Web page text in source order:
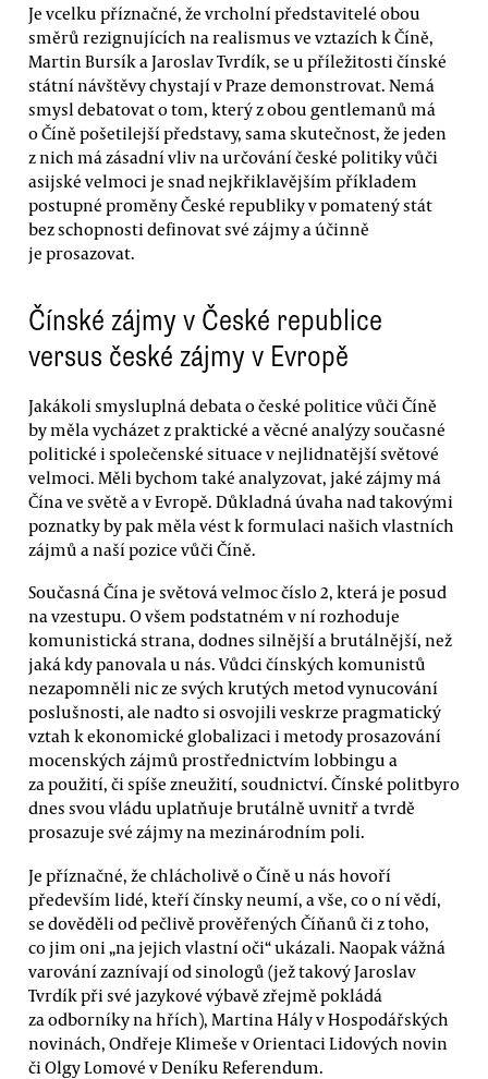
Je vcelku příznačné, že vrcholní představitelé obou
směrů rezignujících na realismus ve vztazích k Číně,
Martin Bursík a Jaroslav Tvrdík, se u příležitosti čínské
státní návštěvy chystají v Praze demonstrovat. Nemá
smysl debatovat o tom, který z obou gentlemanů má
o Číně pošetilejší představy, sama skutečnost, že jeden
z nich má zásadní vliv na určování české politiky vůči
asijské velmoci je snad nejkřiklavějším příkladem
postupné proměny České republiky v pomatený stát
bez schopnosti definovat své zájmy a účinně
je prosazovat.
Čínské zájmy v České republice
versus české zájmy v Evropě
Jakákoli smysluplná debata o české politice vůči Číně
by měla vycházet z praktické a věcné analýzy současné
politické i společenské situace v nejlidnatější světové
velmoci. Měli bychom také analyzovat, jaké zájmy má
Čína ve světě a v Evropě. Důkladná úvaha nad takovými
poznatky by pak měla vést k formulaci našich vlastních
zájmů a naší pozice vůči Číně.
Současná Čína je světová velmoc číslo 2, která je posud
na vzestupu. O všem podstatném v ní rozhoduje
komunistická strana, dodnes silnější a brutálnější, než
jaká kdy panovala u nás. Vůdci čínských komunistů
nezapomněli nic ze svých krutých metod vynucování
poslušnosti, ale nadto si osvojili veskrze pragmatický
vztah k ekonomické globalizaci i metody prosazování
mocenských zájmů prostřednictvím lobbingu a
za použití, či spíše zneužití, soudnictví. Čínské politbyro
dnes svou vládu uplatňuje brutálně uvnitř a tvrdě
prosazuje své zájmy na mezinárodním poli.
Je příznačné, že chlácholivě o Číně u nás hovoří
především lidé, kteří čínsky neumí, a vše, co o ní vědí,
se dověděli od pečlivě prověřených Číňanů či z toho,
co jim oni „na jejich vlastní oči“ ukázali. Naopak vážná
varování zaznívají od sinologů (jež takový Jaroslav
Tvrdík při své jazykové výbavě zřejmě pokládá
za odborníky na hřích), Martina Hály v Hospodářských
novinách, Ondřeje Klimeše v Orientaci Lidových novin
či Olgy Lomové v Deníku Referendum.